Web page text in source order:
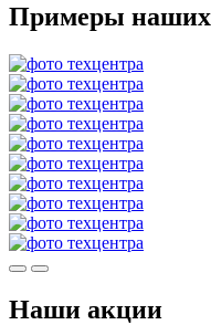
Примеры наших
Наши акции